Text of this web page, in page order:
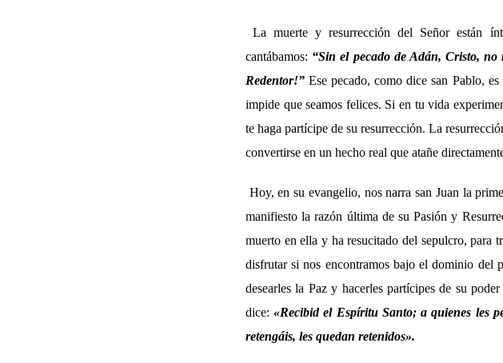
La muerte y resurrección del Señor están
cantábamos: “Sin el pecado de Adán, Cristo,
Redentor!” Ese pecado, como dice san Pablo,
impide que seamos felices. Si en tu vida
te haga partícipe de su resurrección. La
convertirse en un hecho real que atañe
Hoy, en su evangelio, nos narra san Juan la
manifiesto la razón última de su Pasión y
muerto en ella y ha resucitado del sepulcro, para
disfrutar si nos encontramos bajo el dominio del
desearles la Paz y hacerles partícipes de su
dice:«Recibid el Espíritu Santo; a quienes les
retengáis, les quedan retenidos».